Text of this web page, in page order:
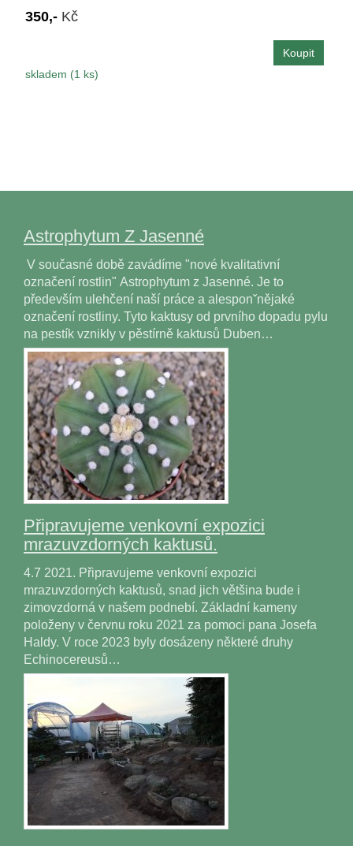
350,- Kč
skladem (1 ks)
Astrophytum Z Jasenné
V současné době zavádíme "nové kvalitativní
označení rostlin" Astrophytum z Jasenné. Je to
především ulehčení naší práce a alesponˇnějaké
označení rostliny. Tyto kaktusy od prvního dopadu pylu
na pestík vznikly v pěstírně kaktusů Duben…
Připravujeme venkovní expozici
mrazuvzdorných kaktusů.
4.7 2021. Připravujeme venkovní expozici
mrazuvzdorných kaktusů, snad jich většina bude i
zimovzdorná v našem podnebí. Základní kameny
položeny v červnu roku 2021 za pomoci pana Josefa
Haldy. V roce 2023 byly dosázeny některé druhy
Echinocereusů…